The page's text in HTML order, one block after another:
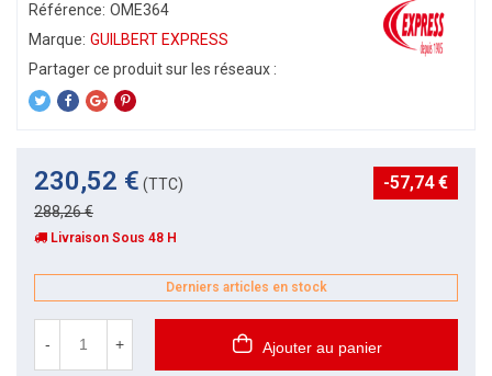
Référence: OME364
Marque: GUILBERT EXPRESS
230,52 € (TTC)
288,26 €
-57,74 €
Livraison Sous 48 H
Derniers articles en stock
- + Ajouter au panier